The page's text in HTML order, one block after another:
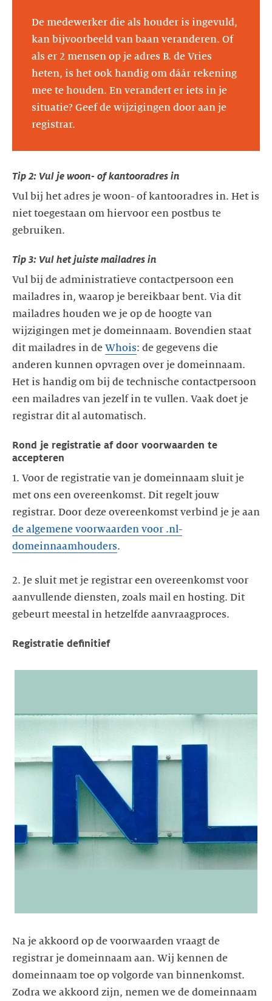
De medewerker die als houder is ingevuld,
kan bijvoorbeeld van baan veranderen. Of
als er 2 mensen op je adres B. de Vries
heten, is het ook handig om dáár rekening
mee te houden. En verandert er iets in je
situatie? Geef de wijzigingen door aan je
registrar.
Tip 2: Vul je woon- of kantooradres in
Vul bij het adres je woon- of kantooradres in. Het is
niet toegestaan om hiervoor een postbus te
gebruiken.
Tip 3: Vul het juiste mailadres in
Vul bij de administratieve contactpersoon een
mailadres in, waarop je bereikbaar bent. Via dit
mailadres houden we je op de hoogte van
wijzigingen met je domeinnaam. Bovendien staat
dit mailadres in de Whois: de gegevens die
anderen kunnen opvragen over je domeinnaam.
Het is handig om bij de technische contactpersoon
een mailadres van jezelf in te vullen. Vaak doet je
registrar dit al automatisch.
Rond je registratie af door voorwaarden te
accepteren
1. Voor de registratie van je domeinnaam sluit je
met ons een overeenkomst. Dit regelt jouw
registrar. Door deze overeenkomst verbind je je aan
de algemene voorwaarden voor .nl-
domeinnaamhouders.
2. Je sluit met je registrar een overeenkomst voor
aanvullende diensten, zoals mail en hosting. Dit
gebeurt meestal in hetzelfde aanvraagproces.
Registratie definitief
Na je akkoord op de voorwaarden vraagt de
registrar je domeinnaam aan. Wij kennen de
domeinnaam toe op volgorde van binnenkomst.
Zodra we akkoord zijn, nemen we de domeinnaam